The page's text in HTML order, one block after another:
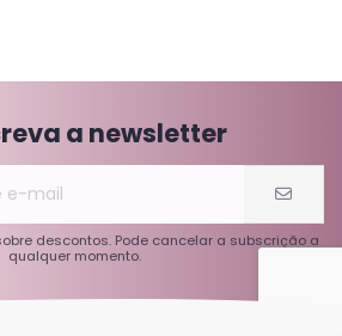
a newsletter
descontos. Pode cancelar a subscrição a
qualquer momento.